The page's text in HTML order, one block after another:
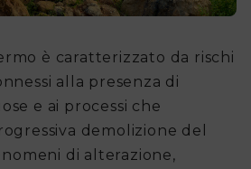
è caratterizzato da rischi
alla presenza di
e ai processi che
demolizione del
di alterazione,